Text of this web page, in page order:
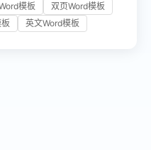
模板
双页Word模板
英文Word模板